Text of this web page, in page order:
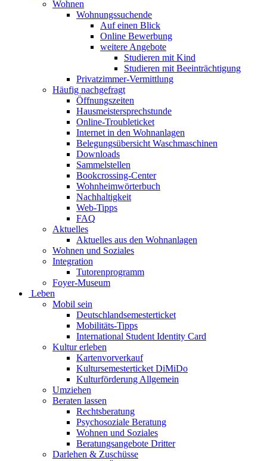
Wohnen
Wohnungssuchende
Auf einen Blick
Online Bewerbung
weitere Angebote
Studieren mit Kind
Studieren mit Beeinträchtigung
Privatzimmer-Vermittlung
Häufig nachgefragt
Öffnungszeiten
Hausmeistersprechstunde
Online-Troubleticket
Internet in den Wohnanlagen
Belegungsübersicht Waschmaschinen
Downloads
Sammelstellen
Bookcrossing-Center
Wohnheimwörterbuch
Nachhaltigkeit
Web-Tipps
FAQ
Aktuelles
Aktuelles aus den Wohnanlagen
Wohnen und Soziales
Integration
Tutorenprogramm
Foyer-Museum
Leben
Mobil sein
Deutschlandsemesterticket
Mobilitäts-Tipps
International Student Identity Card
Kultur erleben
Kartenvorverkauf
Kultursemesterticket DiMiDo
Kulturförderung Allgemein
Umziehen
Beraten lassen
Rechtsberatung
Psychosoziale Beratung
Wohnen und Soziales
Beratungsangebote Dritter
Darlehen & Zuschüsse